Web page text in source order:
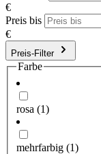
€
Preis bis
€
Preis-Filter
Farbe
rosa (1)
mehrfarbig (1)